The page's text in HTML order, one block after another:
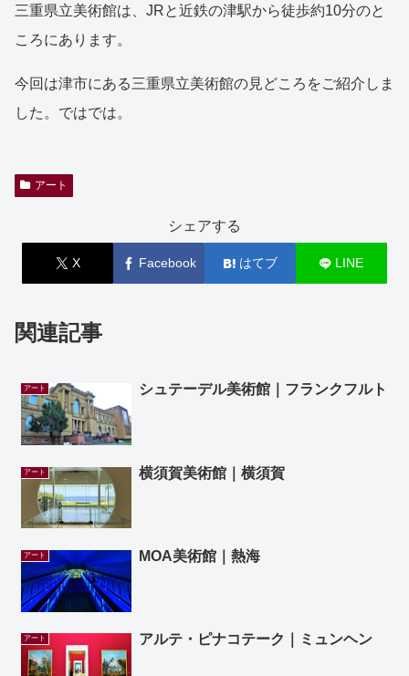
三重県立美術館は、JRと近鉄の津駅から徒歩約10分のと
ころにあります。
今回は津市にある三重県立美術館の見どころをご紹介しま
した。ではでは。
アート
シェアする
X Facebook はてブ LINE
関連記事
アート シュテーデル美術館｜フランクフルト
アート 横須賀美術館｜横須賀
アート MOA美術館｜熱海
アート アルテ・ピナコテーク｜ミュンヘン